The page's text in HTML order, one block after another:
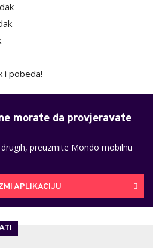
i pobeda!
morate da provjeravate
preuzmite Mondo mobilnu
APLIKACIJU